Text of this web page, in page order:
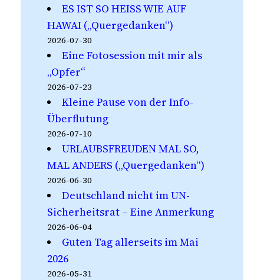
ES IST SO HEISS WIE AUF
HAWAI („Quergedanken“)
2026-07-30
Eine Fotosession mit mir als
„Opfer“
2026-07-23
Kleine Pause von der Info-
Überflutung
2026-07-10
URLAUBSFREUDEN MAL SO,
MAL ANDERS („Quergedanken“)
2026-06-30
Deutschland nicht im UN-
Sicherheitsrat – Eine Anmerkung
2026-06-04
Guten Tag allerseits im Mai
2026
2026-05-31